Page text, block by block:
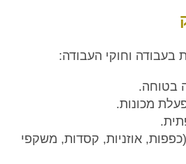
בעבודה וחוקי העבודה:
בטוחה.
מכונות.
אוזניות, קסדות, משקפי